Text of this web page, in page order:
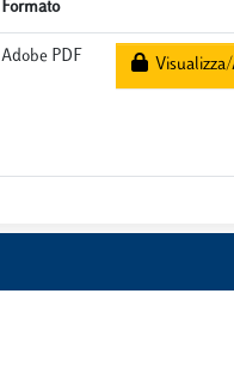
Formato
Adobe PDF